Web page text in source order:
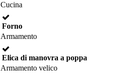
Cucina
Forno
Armamento
Elica di manovra a poppa
Armamento velico